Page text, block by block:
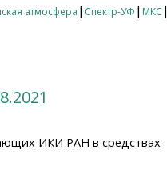
атмосфера | Спектр-УФ | МКС |
ИКИ РАН в средствах